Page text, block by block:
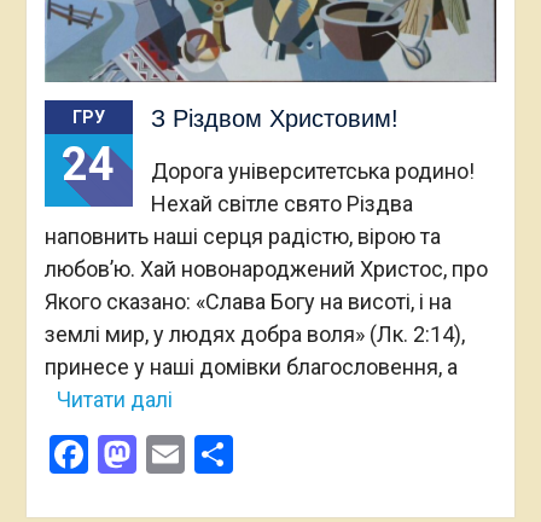
ГРУ
24
З Різдвом Христовим!
Дорога університетська родино!
Нехай світле свято Різдва
наповнить наші серця радістю, вірою та
любов’ю. Хай новонароджений Христос, про
Якого сказано: «Слава Богу на висоті, і на
землі мир, у людях добра воля» (Лк. 2:14),
принесе у наші домівки благословення, а
Читати далі
Facebook
Mastodon
EmailПоділитися